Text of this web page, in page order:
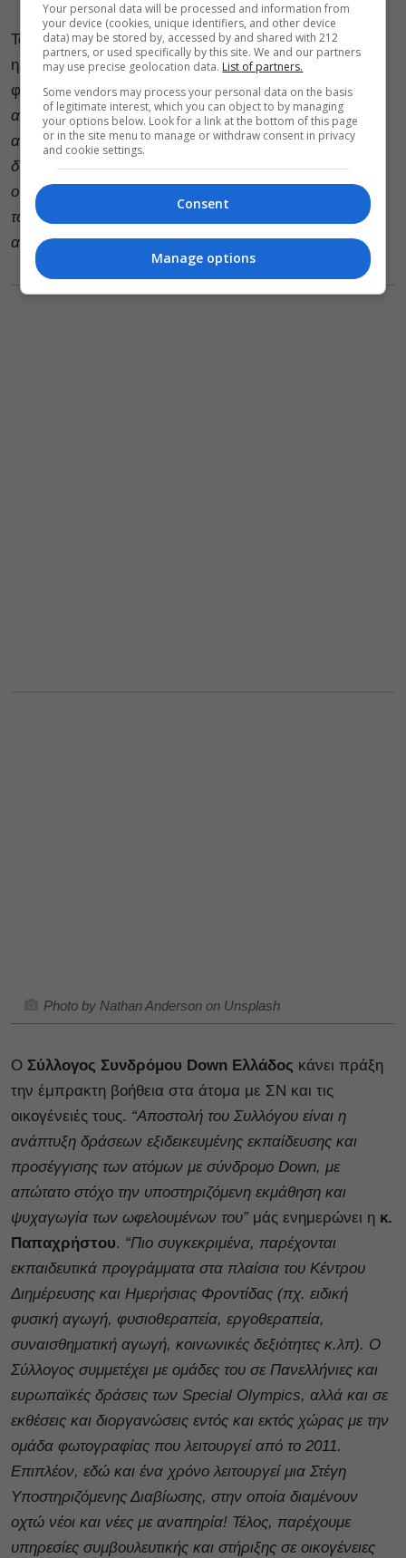
Τα εμπόδια όμως δεν αφορούν μόνο την σχολική
ηλικία, αφού ακόμα και όταν μεγαλώνουν πολλές
φορές δεν αντιμετωπίζονται σαν ενήλικες, “με
αποτέλεσμα να είναι καταδικασμένοι στο ρόλο του
αιώνιου παιδιού”. Παράλληλα,“δεν έχουν συχνά τη
δυνατότητα να συνάψουν σχέσεις με το άλλο φύλο, ενώ
ο γάμος είναι μια κατάσταση ζωής, που ναι μεν δεν
ταιριάζει σε όλους, ωστόσο, σχεδόν εξ ορισμού είναι
απαγορευμένη για εκείνους”.
Photo by Nathan Anderson on Unsplash
Ο Σύλλογος Συνδρόμου Down Ελλάδος κάνει πράξη
την έμπρακτη βοήθεια στα άτομα με ΣΝ και τις
οικογένειές τους. “Αποστολή του Συλλόγου είναι η
ανάπτυξη δράσεων εξιδεικευμένης εκπαίδευσης και
προσέγγισης των ατόμων με σύνδρομο Down, με
απώτατο στόχο την υποστηριζόμενη εκμάθηση και
ψυχαγωγία των ωφελουμένων του” μάς ενημερώνει η κ.
Παπαχρήστου. “Πιο συγκεκριμένα, παρέχονται
εκπαιδευτικά προγράμματα στα πλαίσια του Κέντρου
Διημέρευσης και Ημερήσιας Φροντίδας (πχ. ειδική
φυσική αγωγή, φυσιοθεραπεία, εργοθεραπεία,
συναισθηματική αγωγή, κοινωνικές δεξιότητες κ.λπ). Ο
Σύλλογος συμμετέχει με ομάδες του σε Πανελλήνιες και
ευρωπαϊκές δράσεις των Special Olympics, αλλά και σε
εκθέσεις και διοργανώσεις εντός και εκτός χώρας με την
ομάδα φωτογραφίας που λειτουργεί από το 2011.
Επιπλέον, εδώ και ένα χρόνο λειτουργεί μια Στέγη
Υποστηριζόμενης Διαβίωσης, στην οποία διαμένουν
οχτώ νέοι και νέες με αναπηρία! Τέλος, παρέχουμε
υπηρεσίες συμβουλευτικής και στήριξης σε οικογένειες
Your personal data will be processed and information from
your device (cookies, unique identifiers, and other device
data) may be stored by, accessed by and shared with 212
partners, or used specifically by this site. We and our partners
may use precise geolocation data. List of partners.
Some vendors may process your personal data on the basis
of legitimate interest, which you can object to by managing
your options below. Look for a link at the bottom of this page
or in the site menu to manage or withdraw consent in privacy
and cookie settings.
Consent
Manage options